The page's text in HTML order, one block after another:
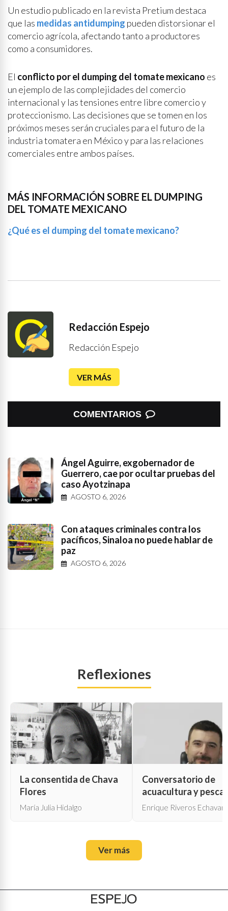
Un estudio publicado en la revista Pretium destaca
que las medidas antidumping pueden distorsionar el
comercio agrícola, afectando tanto a productores
como a consumidores.
El conflicto por el dumping del tomate mexicano es
un ejemplo de las complejidades del comercio
internacional y las tensiones entre libre comercio y
proteccionismo. Las decisiones que se tomen en los
próximos meses serán cruciales para el futuro de la
industria tomatera en México y para las relaciones
comerciales entre ambos países.
MÁS INFORMACIÓN SOBRE EL DUMPING
DEL TOMATE MEXICANO
¿Qué es el dumping del tomate mexicano?
Redacción Espejo
Redacción Espejo
VER MÁS
COMENTARIOS
Ángel Aguirre, exgobernador de
Guerrero, cae por ocultar pruebas del
caso Ayotzinapa
AGOSTO 6, 2026
Con ataques criminales contra los
pacíficos, Sinaloa no puede hablar de
paz
AGOSTO 6, 2026
Reflexiones
La consentida de Chava
Flores
María Julia Hidalgo
Conversatorio de
acuacultura y pesca
Enrique Riveros
Ver más